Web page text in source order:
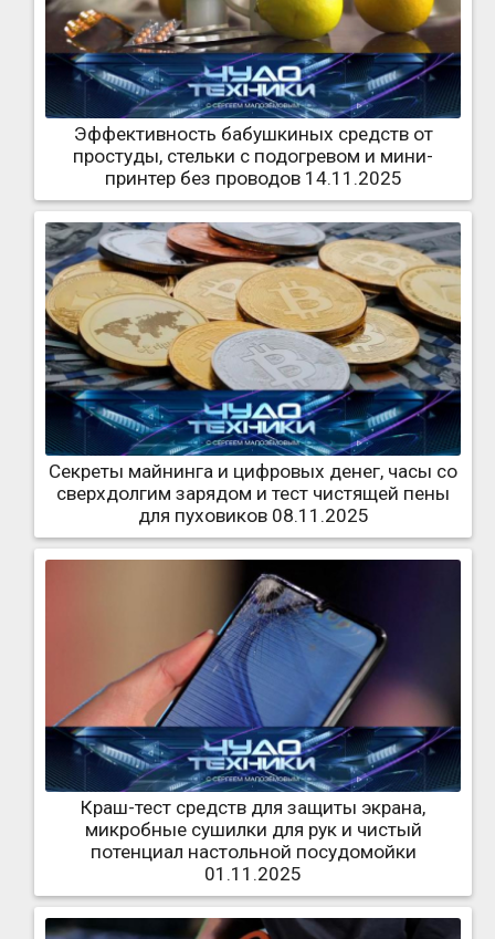
Эффективность бабушкиных средств от
простуды, стельки с подогревом и мини-
принтер без проводов 14.11.2025
Секреты майнинга и цифровых денег, часы со
сверхдолгим зарядом и тест чистящей пены
для пуховиков 08.11.2025
Краш-тест средств для защиты экрана,
микробные сушилки для рук и чистый
потенциал настольной посудомойки
01.11.2025